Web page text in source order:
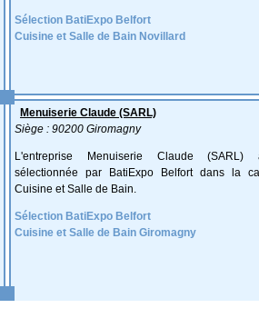
Sélection BatiExpo Belfort
Cuisine et Salle de Bain Novillard
Menuiserie Claude (SARL)
Siège : 90200 Giromagny
L'entreprise Menuiserie Claude
sélectionnée par BatiExpo Belfort dans la
Cuisine et Salle de Bain.
Sélection BatiExpo Belfort
Cuisine et Salle de Bain Giromagny